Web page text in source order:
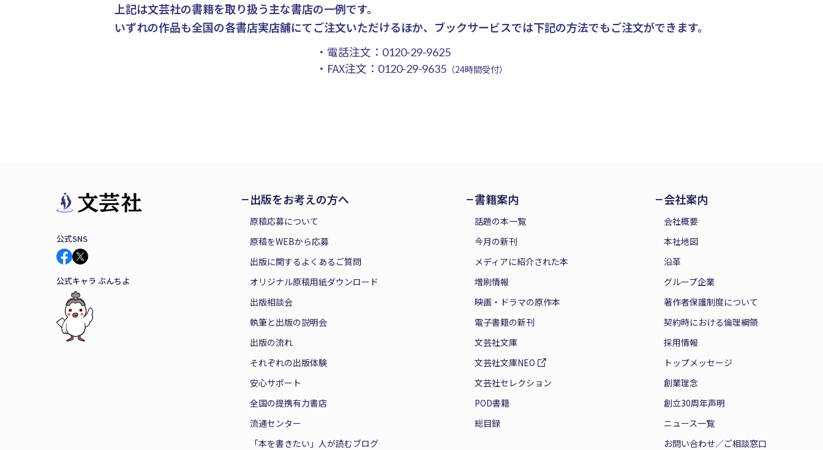
上記は文芸社の書籍を取り扱う主な書店の一例です。
いずれの作品も全国の各書店実店舗にてご注文いただけるほか、ブックサービスでは下記の方法でもご注文ができます。
・電話注文： 0120-29-9625
・FAX注文： 0120-29-9635（24時間受付）
公式SNS
公式キャラ ぶんちよ
出版をお考えの方へ
原稿応募について
原稿をWEBから応募
出版に関するよくあるご質問
オリジナル原稿用紙ダウンロード
出版相談会
執筆と出版の説明会
出版の流れ
それぞれの出版体験
安心サポート
全国の提携有力書店
流通センター
「本を書きたい」人が読むブログ
書籍案内
話題の本一覧
今月の新刊
メディアに紹介された本
増刷情報
映画・ドラマの原作本
電子書籍の新刊
文芸社文庫
文芸社文庫NEO
文芸社セレクション
POD書籍
総目録
会社案内
会社概要
本社地図
沿革
グループ企業
著作者保護制度について
契約時における倫理綱領
採用情報
トップメッセージ
創業理念
創立30周年声明
ニュース一覧
お問い合わせ／ご相談窓口